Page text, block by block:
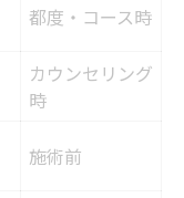
都度・コース時
カウンセリング
時
施術前